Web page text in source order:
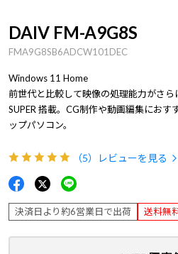
DAIV FM-A9G8S
FMA9G8SB6ADCW101DEC
Windows 11 Home
前世代と比較して映像の処理能力がさ
SUPER 搭載。CG制作や動画編集におす
ップパソコン。
（5） レビューを見る
決済日より約6営業日で出荷 送料無